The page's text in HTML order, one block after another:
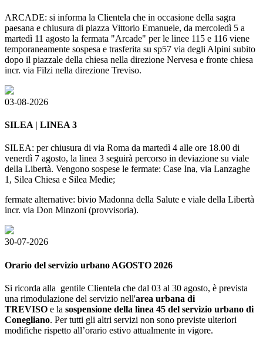
ARCADE: si informa la Clientela che in occasione della sagra
paesana e chiusura di piazza Vittorio Emanuele, da mercoledì 5 a
martedì 11 agosto la fermata "Arcade" per le linee 115 e 116 viene
temporaneamente sospesa e trasferita su sp57 via degli Alpini subito
dopo il piazzale della chiesa nella direzione Nervesa e fronte chiesa
incr. via Filzi nella direzione Treviso.
03-08-2026
SILEA | LINEA 3
SILEA: per chiusura di via Roma da martedì 4 alle ore 18.00 di
venerdì 7 agosto, la linea 3 seguirà percorso in deviazione su viale
della Libertà. Vengono sospese le fermate: Case Ina, via Lanzaghe
1, Silea Chiesa e Silea Medie;
fermate alternative: bivio Madonna della Salute e viale della Libertà
incr. via Don Minzoni (provvisoria).
30-07-2026
Orario del servizio urbano AGOSTO 2026
Si ricorda alla gentile Clientela che dal 03 al 30 agosto, è prevista
una rimodulazione del servizio nell'area urbana di
TREVISO e la sospensione della linea 45 del servizio urbano di
Conegliano. Per tutti gli altri servizi non sono previste ulteriori
modifiche rispetto all’orario estivo attualmente in vigore.